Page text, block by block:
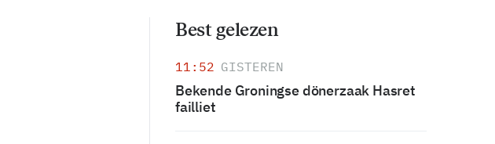
Best gelezen
11:52 GISTEREN
Bekende Groningse dönerzaak Hasret
failliet